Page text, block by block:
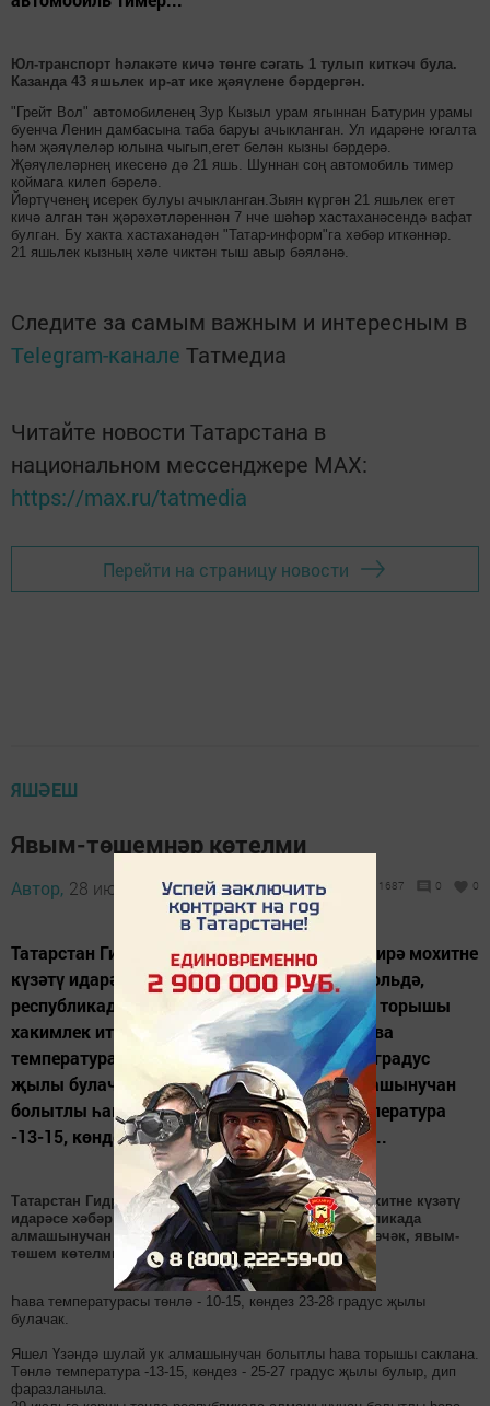
Юл-транспорт һәлакәте кичә төнге сәгать 1 тулып киткәч була.
Казанда 43 яшьлек ир-ат ике җәяүлене бәрдергән.
"Грейт Вол" автомобиленең Зур Кызыл урам ягыннан Батурин урамы
буенча Ленин дамбасына таба баруы ачыкланган. Ул идарәне югалта
һәм җәяүлеләр юлына чыгып,егет белән кызны бәрдерә.
Җәяүлеләрнең икесенә дә 21 яшь. Шуннан соң автомобиль тимер
коймага килеп бәрелә.
Йөртүченең исерек булуы ачыкланган.Зыян күргән 21 яшьлек егет
кичә алган тән җәрәхәтләреннән 7 нче шәһәр хастаханәсендә вафат
булган. Бу хакта хастаханәдән "Татар-информ"га хәбәр иткәннәр.
21 яшьлек кызның хәле чиктән тыш авыр бәяләнә.
Следите за самым важным и интересным в
Telegram-канале Татмедиа
Читайте новости Татарстана в
национальном мессенджере MАХ:
https://max.ru/tatmedia
Перейти на страницу новости
ЯШӘЕШ
Явым-төшемнәр көтелми
Автор, 28 июль 2015 - 08:27 1687 0 0
Татарстан Гидрометеорология һәм әйләнә-тирә мохитне
күзәтү идарәсе хәбәр итүенчә, иртәгә - 28 июльдә,
республикада алмашынучан болытлы һава торышы
хакимлек итәчәк, явым-төшем көтелми. Һава
температурасы төнлә - 10-15, көндез 23-28 градус
җылы булачак. Яшел Үзәндә шулай ук алмашынучан
болытлы һава торышы саклана. Төнлә температура
-13-15, көндез - 25-27 градус җылы булыр,...
Татарстан Гидрометеорология һәм әйләнә-тирә мохитне күзәтү
идарәсе хәбәр итүенчә, иртәгә - 28 июльдә, республикада
алмашынучан болытлы һава торышы хакимлек итәчәк, явым-
төшем көтелми.
Һава температурасы төнлә - 10-15, көндез 23-28 градус җылы
булачак.
Яшел Үзәндә шулай ук алмашынучан болытлы һава торышы саклана.
Төнлә температура -13-15, көндез - 25-27 градус җылы булыр, дип
фаразланыла.